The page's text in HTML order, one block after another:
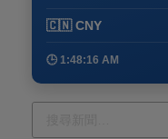
🇨🇳 CNY
🕒 1:48:16 AM